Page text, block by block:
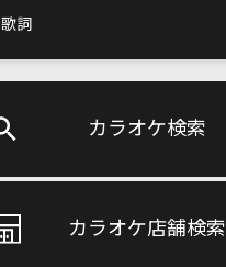
歌詞
カラオケ検索
カラオケ店舗検索